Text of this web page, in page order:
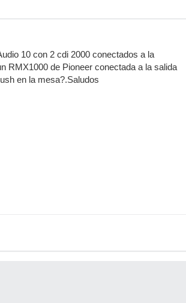
10 con 2 cdi 2000 conectados a la
RMX1000 de Pioneer conectada a la salida
en la mesa?.Saludos